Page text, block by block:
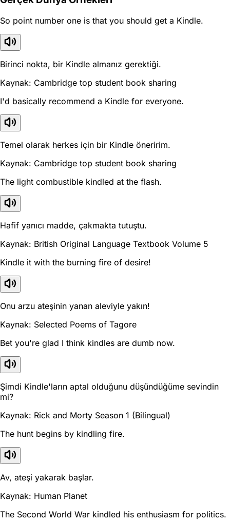
So point number one is that you should get a Kindle.
Birinci nokta, bir Kindle almanız gerektiği.
Kaynak: Cambridge top student book sharing
I'd basically recommend a Kindle for everyone.
Temel olarak herkes için bir Kindle öneririm.
Kaynak: Cambridge top student book sharing
The light combustible kindled at the flash.
Hafif yanıcı madde, çakmakta tutuştu.
Kaynak: British Original Language Textbook Volume 5
Kindle it with the burning fire of desire!
Onu arzu ateşinin yanan aleviyle yakın!
Kaynak: Selected Poems of Tagore
Bet you're glad I think kindles are dumb now.
Şimdi Kindle'ların aptal olduğunu düşündüğüme sevindin
mi?
Kaynak: Rick and Morty Season 1 (Bilingual)
The hunt begins by kindling fire.
Av, ateşi yakarak başlar.
Kaynak: Human Planet
The Second World War kindled his enthusiasm for politics.